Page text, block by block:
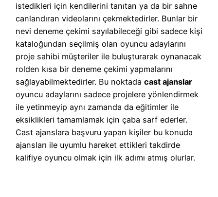
istedikleri için kendilerini tanıtan ya da bir sahne
canlandıran videolarını çekmektedirler. Bunlar bir
nevi deneme çekimi sayılabileceği gibi sadece kişi
kataloğundan seçilmiş olan oyuncu adaylarını
proje sahibi müşteriler ile buluşturarak oynanacak
rolden kısa bir deneme çekimi yapmalarını
sağlayabilmektedirler. Bu noktada cast ajanslar
oyuncu adaylarını sadece projelere yönlendirmek
ile yetinmeyip aynı zamanda da eğitimler ile
eksiklikleri tamamlamak için çaba sarf ederler.
Cast ajanslara başvuru yapan kişiler bu konuda
ajansları ile uyumlu hareket ettikleri takdirde
kalifiye oyuncu olmak için ilk adımı atmış olurlar.